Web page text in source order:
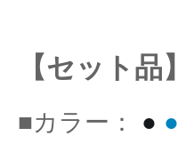
【セット品】
■カラー： ● ●